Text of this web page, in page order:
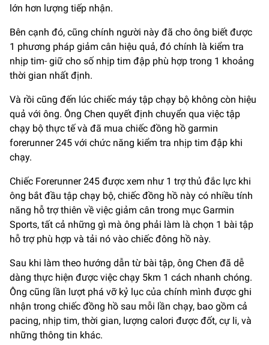
lớn hơn lượng tiếp nhận.
Bên cạnh đó, cũng chính người này đã cho ông biết được
1 phương pháp giảm cân hiệu quả, đó chính là kiểm tra
nhịp tim- giữ cho số nhịp tim đập phù hợp trong 1 khoảng
thời gian nhất định.
Và rồi cũng đến lúc chiếc máy tập chạy bộ không còn hiệu
quả với ông. Ông Chen quyết định chuyển qua việc tập
chạy bộ thực tế và đã mua chiếc đồng hồ garmin
forerunner 245 với chức năng kiểm tra nhịp tim đập khi
chạy.
Chiếc Forerunner 245 được xem như 1 trợ thủ đắc lực khi
ông bắt đầu tập chạy bộ, chiếc đồng hồ này có nhiều tính
năng hỗ trợ thiên về việc giảm cân trong mục Garmin
Sports, tất cả những gì mà ông phải làm là chọn 1 bài tập
hỗ trợ phù hợp và tải nó vào chiếc đông hồ này.
Sau khi làm theo hướng dẫn từ bài tập, ông Chen đã dễ
dàng thực hiện được việc chạy 5km 1 cách nhanh chóng.
Ông cũng lần lượt phá vỡ kỷ lục của chính mình được ghi
nhận trong chiếc đồng hồ sau mỗi lần chạy, bao gồm cả
pacing, nhịp tim, thời gian, lượng calori được đốt, cự li, và
những thông tin khác.